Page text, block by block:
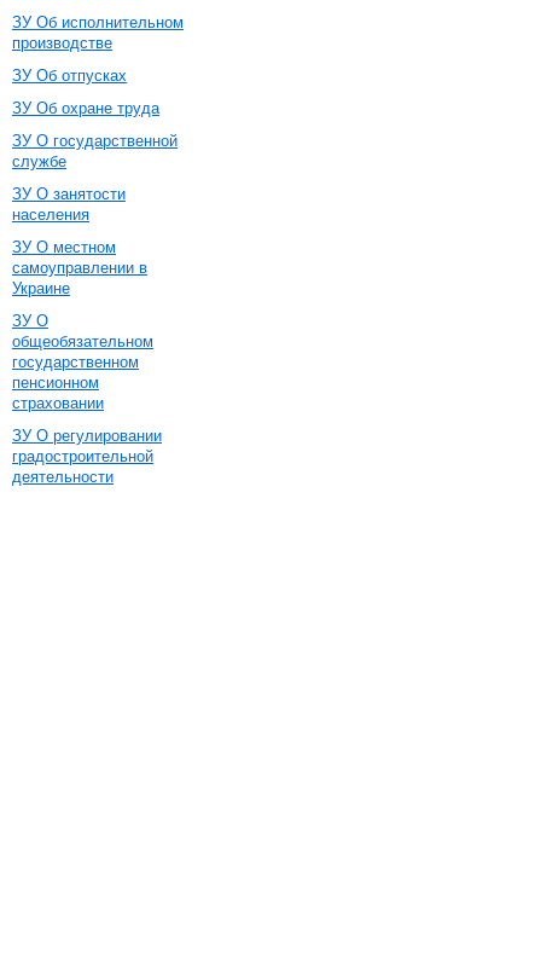
ЗУ Об исполнительном
производстве
ЗУ Об отпусках
ЗУ Об охране труда
ЗУ О государственной
службе
ЗУ О занятости
населения
ЗУ О местном
самоуправлении в
Украине
ЗУ О
общеобязательном
государственном
пенсионном
страховании
ЗУ О регулировании
градостроительной
деятельности